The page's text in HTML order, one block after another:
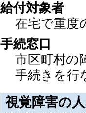
給付対象者
在宅で重度
手続窓口
市区町村の
手続きを行
視覚障害の